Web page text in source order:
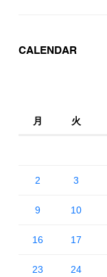
CALENDAR
月 火
2 3
9 10
16 17
23 24